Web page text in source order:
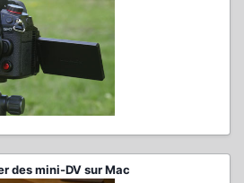
des mini-DV sur Mac